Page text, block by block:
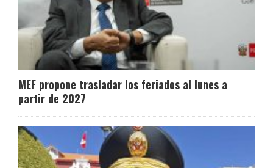
MEF propone trasladar los feriados al lunes a
partir de 2027